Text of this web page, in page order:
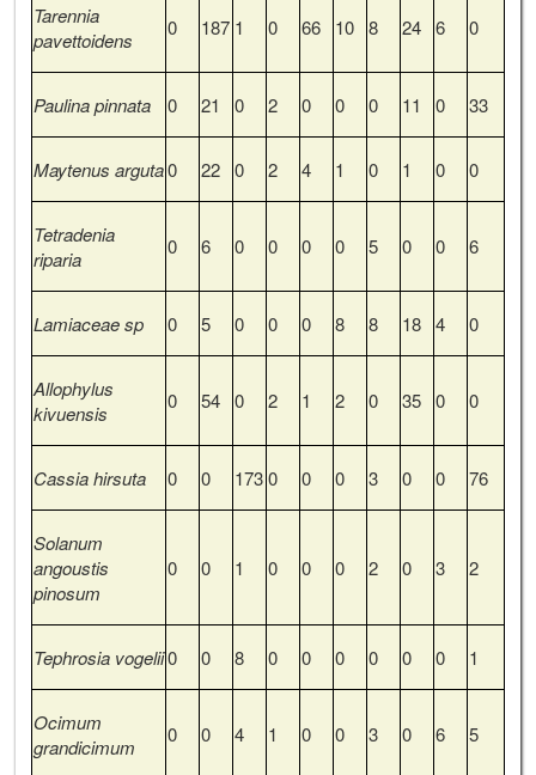
Tarennia
pavettoidens
0 187 1 0 66 10 8 24 6 0
Paulina pinnata 0 21 0 2 0 0 0 11 0 33
Maytenus arguta0 22 0 2 4 1 0 1 0 0
Tetradenia
riparia
0 6 0 0 0 0 5 0 0 6
Lamiaceae sp 0 5 0 0 0 8 8 18 4 0
Allophylus
kivuensis
0 54 0 2 1 2 0 35 0 0
Cassia hirsuta 0 0 1730 0 0 3 0 0 76
Solanum
angoustis
pinosum
0 0 1 0 0 0 2 0 3 2
Tephrosia vogelii0 0 8 0 0 0 0 0 0 1
Ocimum
grandicimum
0 0 4 1 0 0 3 0 6 5